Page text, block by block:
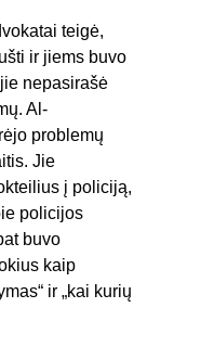
teigė,
ir jiems buvo
nepasirašė
Al-
problemų
Jie
į policiją,
policijos
buvo
kaip
ir „kai kurių